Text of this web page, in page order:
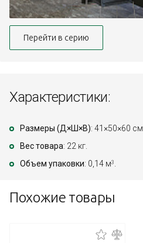
Перейти в серию
Характеристики:
Размеры (Д×Ш×В): 41×50×60
Вес товара: 22 кг.
Объем упаковки: 0,14 м3 .
Похожие товары